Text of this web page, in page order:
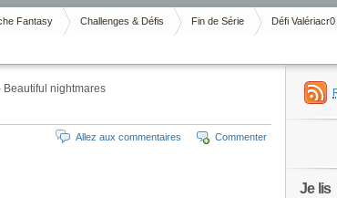
Fantasy Challenges & Défis Fin de Série Défi Valériacr0
Beautiful nightmares
Commenter
Allez aux commentaires
Je lis